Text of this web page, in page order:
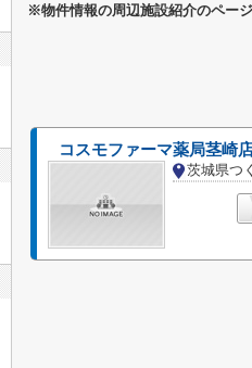
※物件情報の周辺施設紹介のペー
コスモファーマ薬局茎崎
茨城県つ